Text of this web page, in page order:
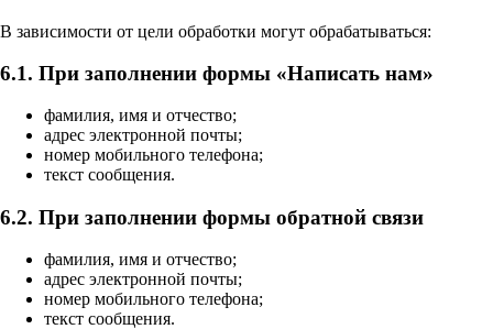
В зависимости от цели обработки могут обрабатываться:
6.1. При заполнении формы «Написать нам»
фамилия, имя и отчество;
адрес электронной почты;
номер мобильного телефона;
текст сообщения.
6.2. При заполнении формы обратной связи
фамилия, имя и отчество;
адрес электронной почты;
номер мобильного телефона;
текст сообщения.